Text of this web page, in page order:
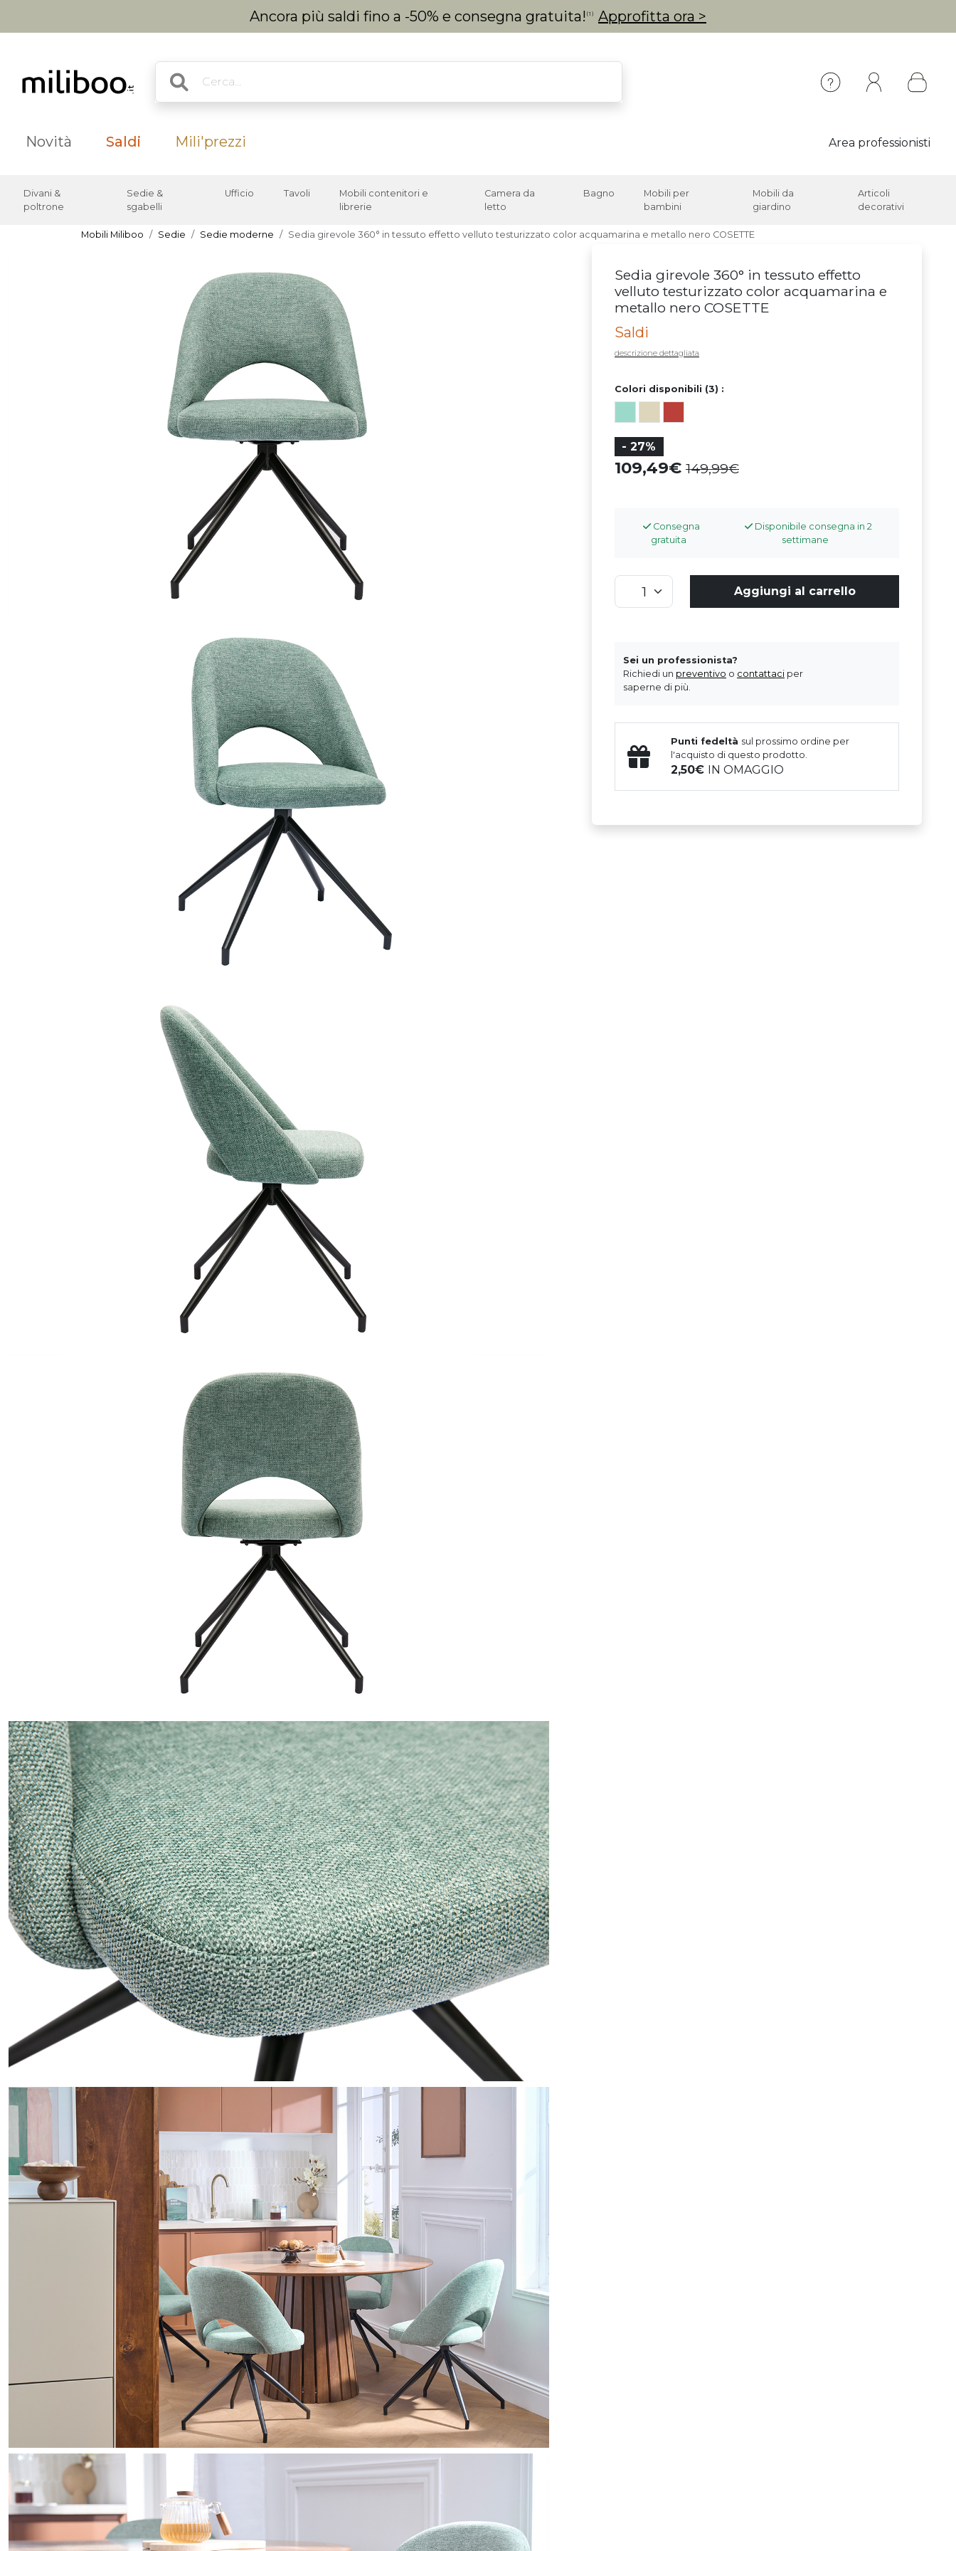
Ancora più saldi fino a -50% e consegna gratuita! (1) Approfitta ora >
Novità Saldi Mili'prezzi Area professionisti
Divani &
poltrone
Sedie &
sgabelli
Ufficio Tavoli
Mobili contenitori e
librerie
Camera da
letto
Bagno
Mobili per
bambini
Mobili da
giardino
Articoli
decorativi
Mobili Miliboo Sedie Sedie moderne Sedia girevole 360° in tessuto effetto velluto testurizzato color acquamarina e metallo nero COSETTE
Sedia girevole 360° in tessuto effetto
velluto testurizzato color acquamarina e
metallo nero COSETTE
Saldi
descrizione dettagliata
Colori disponibili (3) :
- 27%
109,49 149,99
Consegna
gratuita
Disponibile consegna in 2
settimane
Aggiungi al carrello
Sei un professionista?
Richiedi un preventivo o contattaci per
saperne di più.
Punti fedeltà sul prossimo ordine per
l'acquisto di questo prodotto.
2,50 IN OMAGGIO